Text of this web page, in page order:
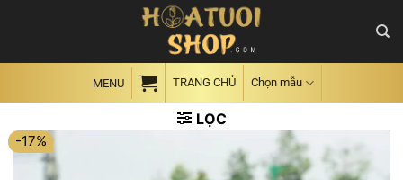
MENU TRANG CHỦ Chọn mẫu
LỌC
-17%